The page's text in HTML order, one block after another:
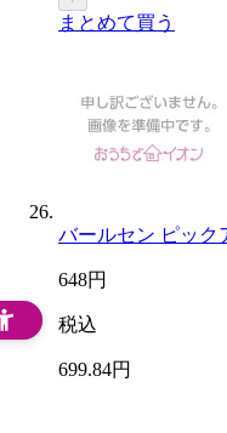
まとめて買う
バールセン ピック
648円
税込
699.84円